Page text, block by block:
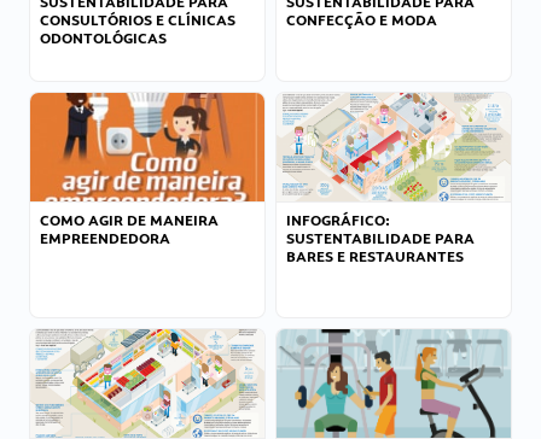
CONSULTÓRIOS E CLÍNICAS
ODONTOLÓGICAS
CONFECÇÃO E MODA
COMO AGIR DE MANEIRA
EMPREENDEDORA
INFOGRÁFICO:
SUSTENTABILIDADE PARA
BARES E RESTAURANTES